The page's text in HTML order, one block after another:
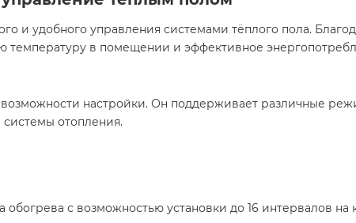
и удобного управления системами тёплого пола.
в помещении и эффективное
настройки. Он поддерживает различные
отопления.​
обогрева с возможностью установки до 16 интервалов на